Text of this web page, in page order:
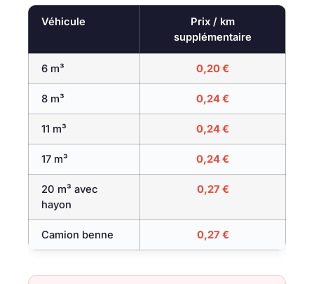
Véhicule
Prix / km
supplémentaire
6 m³ 0,20 €
8 m³ 0,24 €
11 m³ 0,24 €
17 m³ 0,24 €
20 m³ avec
hayon
0,27 €
Camion benne 0,27 €